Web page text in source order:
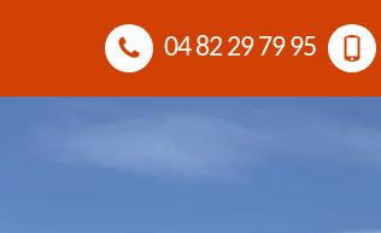
04 82 29 79 95